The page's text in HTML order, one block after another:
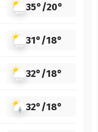
35°/20°
31°/18°
32°/18°
32°/18°